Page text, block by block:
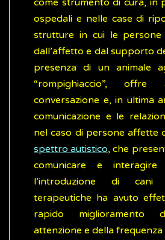
come strumento di cura, in
ospedali e nelle case di
strutture in cui le persone
dall’affetto e dal supporto
presenza di un animale
“rompighiaccio”,
conversazione e, in ultima
comunicazione e le
nel caso di persone affette
spettro autistico, che
comunicare e
l’introduzione di cani
terapeutiche ha avuto
rapido
attenzione e della